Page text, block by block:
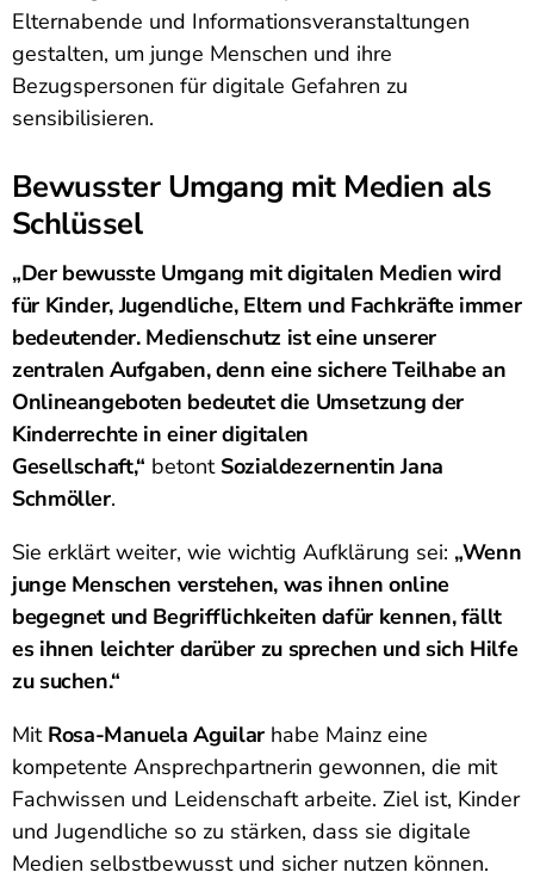
Elternabende und Informationsveranstaltungen
gestalten, um junge Menschen und ihre
Bezugspersonen für digitale Gefahren zu
sensibilisieren.
Bewusster Umgang mit Medien als
Schlüssel
„Der bewusste Umgang mit digitalen Medien wird
für Kinder, Jugendliche, Eltern und Fachkräfte immer
bedeutender. Medienschutz ist eine unserer
zentralen Aufgaben, denn eine sichere Teilhabe an
Onlineangeboten bedeutet die Umsetzung der
Kinderrechte in einer digitalen
Gesellschaft,“ betont Sozialdezernentin Jana
Schmöller.
Sie erklärt weiter, wie wichtig Aufklärung sei: „Wenn
junge Menschen verstehen, was ihnen online
begegnet und Begrifflichkeiten dafür kennen, fällt
es ihnen leichter darüber zu sprechen und sich Hilfe
zu suchen.“
Mit Rosa-Manuela Aguilarhabe Mainz eine
kompetente Ansprechpartnerin gewonnen, die mit
Fachwissen und Leidenschaft arbeite. Ziel ist, Kinder
und Jugendliche so zu stärken, dass sie digitale
Medien selbstbewusst und sicher nutzen können.